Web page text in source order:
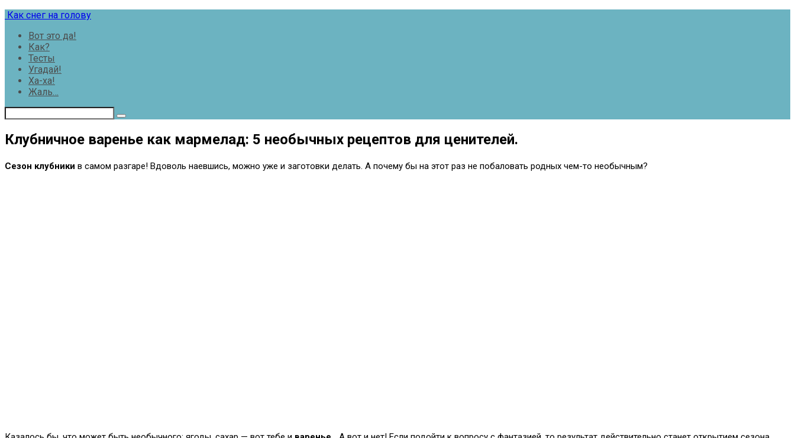
Перейти
контенту
Как снег на голову
Вот это да!
Как?
Тесты
Угадай!
Ха-ха!
Жаль…
Клубничное варенье как мармелад: 5 необычных рецептов для ценителей.
Сезон клубники в самом разгаре! Вдоволь наевшись, можно уже и заготовки делать. А почему бы на этот раз не побаловать родных чем-то необычным?